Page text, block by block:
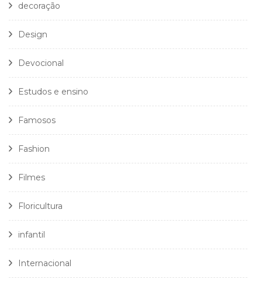
decoração
Design
Devocional
Estudos e ensino
Famosos
Fashion
Filmes
Floricultura
infantil
Internacional